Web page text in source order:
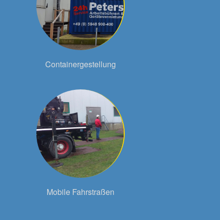
Containergestellung
Mobile Fahrstraßen